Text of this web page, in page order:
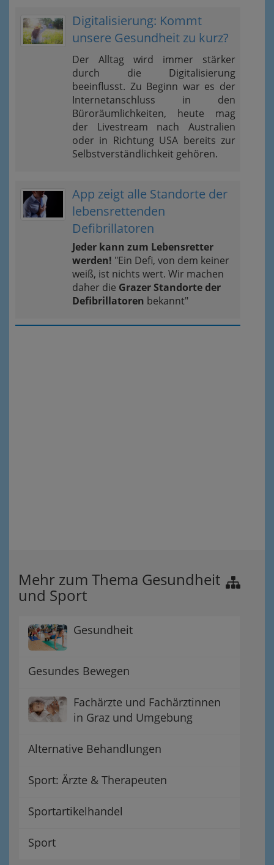
Digitalisierung: Kommt
unsere Gesundheit zu kurz?
Der Alltag wird immer stärker
durch die Digitalisierung
beeinflusst. Zu Beginn war es der
Internetanschluss in den
Büroräumlichkeiten, heute mag
der Livestream nach Australien
oder in Richtung USA bereits zur
Selbstverständlichkeit gehören.
App zeigt alle Standorte der
lebensrettenden
Defibrillatoren
Jeder kann zum Lebensretter
werden! "Ein Defi, von dem keiner
weiß, ist nichts wert. Wir machen
daher die Grazer Standorte der
Defibrillatoren bekannt"
Mehr zum Thema Gesundheit
und Sport
Gesundheit
Gesundes Bewegen
Fachärzte und Fachärztinnen
in Graz und Umgebung
Alternative Behandlungen
Sport: Ärzte & Therapeuten
Sportartikelhandel
Sport